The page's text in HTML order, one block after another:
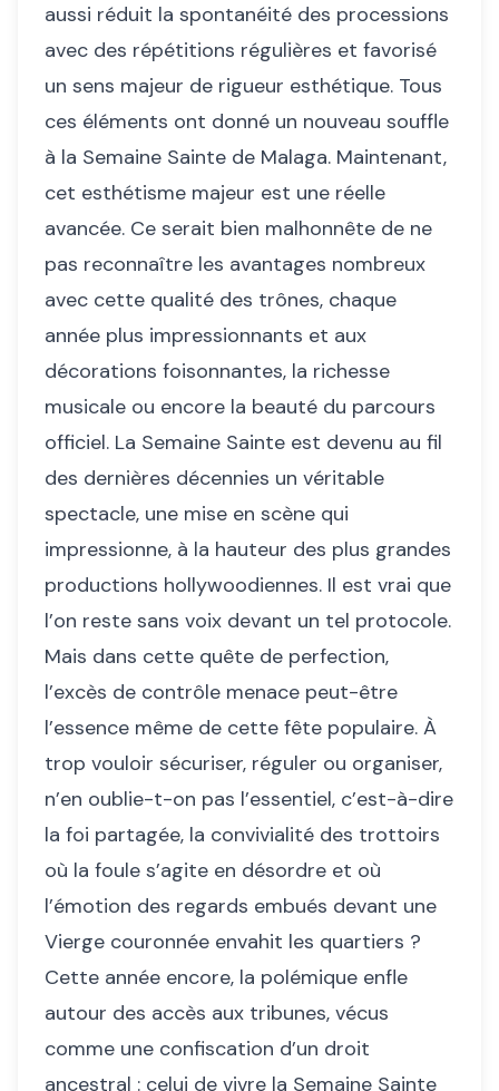
aussi réduit la spontanéité des processions
avec des répétitions régulières et favorisé
un sens majeur de rigueur esthétique. Tous
ces éléments ont donné un nouveau souffle
à la Semaine Sainte de Malaga. Maintenant,
cet esthétisme majeur est une réelle
avancée. Ce serait bien malhonnête de ne
pas reconnaître les avantages nombreux
avec cette qualité des trônes, chaque
année plus impressionnants et aux
décorations foisonnantes, la richesse
musicale ou encore la beauté du parcours
officiel. La Semaine Sainte est devenu au fil
des dernières décennies un véritable
spectacle, une mise en scène qui
impressionne, à la hauteur des plus grandes
productions hollywoodiennes. Il est vrai que
l’on reste sans voix devant un tel protocole.
Mais dans cette quête de perfection,
l’excès de contrôle menace peut-être
l’essence même de cette fête populaire. À
trop vouloir sécuriser, réguler ou organiser,
n’en oublie-t-on pas l’essentiel, c’est-à-dire
la foi partagée, la convivialité des trottoirs
où la foule s’agite en désordre et où
l’émotion des regards embués devant une
Vierge couronnée envahit les quartiers ?
Cette année encore, la polémique enfle
autour des accès aux tribunes, vécus
comme une confiscation d’un droit
ancestral : celui de vivre la Semaine Sainte